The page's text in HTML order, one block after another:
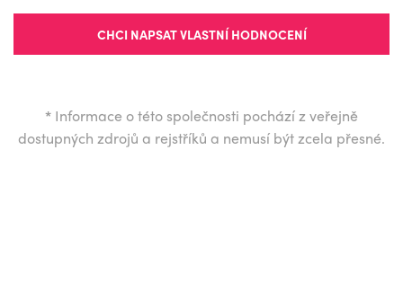
CHCI NAPSAT VLASTNÍ HODNOCENÍ
* Informace o této společnosti pochází z veřejně
dostupných zdrojů a rejstříků a nemusí být zcela přesné.